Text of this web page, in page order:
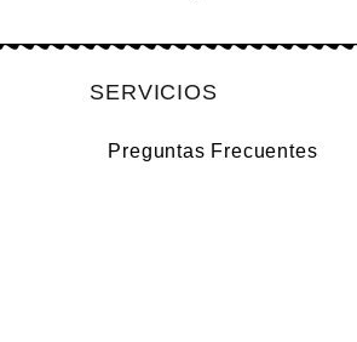
SERVICIOS
Preguntas Frecuentes